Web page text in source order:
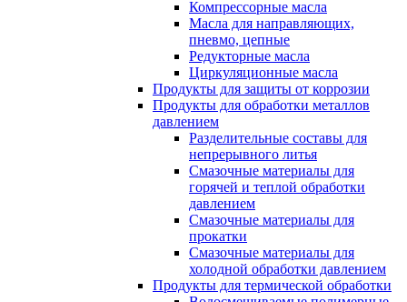
Компрессорные масла
Масла для направляющих,
пневмо, цепные
Редукторные масла
Циркуляционные масла
Продукты для защиты от коррозии
Продукты для обработки металлов
давлением
Разделительные составы для
непрерывного литья
Смазочные материалы для
горячей и теплой обработки
давлением
Смазочные материалы для
прокатки
Смазочные материалы для
холодной обработки давлением
Продукты для термической обработки